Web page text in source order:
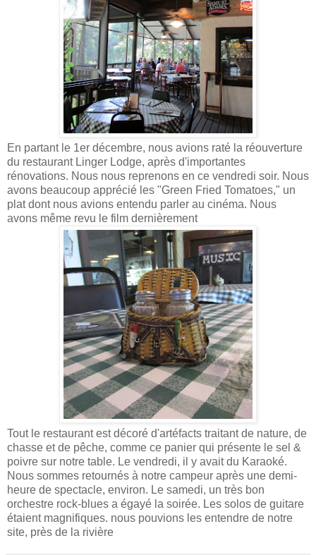
En partant le 1er décembre, nous avions raté la réouverture
du restaurant Linger Lodge, après d'importantes
rénovations. Nous nous reprenons en ce vendredi soir. Nous
avons beaucoup apprécié les "Green Fried Tomatoes," un
plat dont nous avions entendu parler au cinéma. Nous
avons même revu le film dernièrement
Tout le restaurant est décoré d'artéfacts traitant de nature, de
chasse et de pêche, comme ce panier qui présente le sel &
poivre sur notre table. Le vendredi, il y avait du Karaoké.
Nous sommes retournés à notre campeur après une demi-
heure de spectacle, environ. Le samedi, un très bon
orchestre rock-blues a égayé la soirée. Les solos de guitare
étaient magnifiques. nous pouvions les entendre de notre
site, près de la rivière